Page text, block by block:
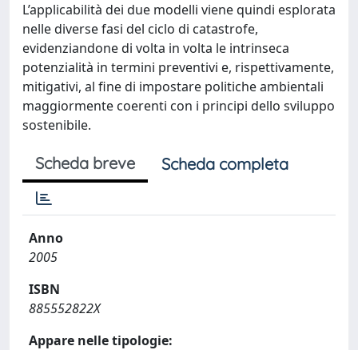
L’applicabilità dei due modelli viene quindi esplorata
nelle diverse fasi del ciclo di catastrofe,
evidenziandone di volta in volta le intrinseca
potenzialità in termini preventivi e, rispettivamente,
mitigativi, al fine di impostare politiche ambientali
maggiormente coerenti con i principi dello sviluppo
sostenibile.
Scheda breve Scheda completa
Anno
2005
ISBN
885552822X
Appare nelle tipologie: